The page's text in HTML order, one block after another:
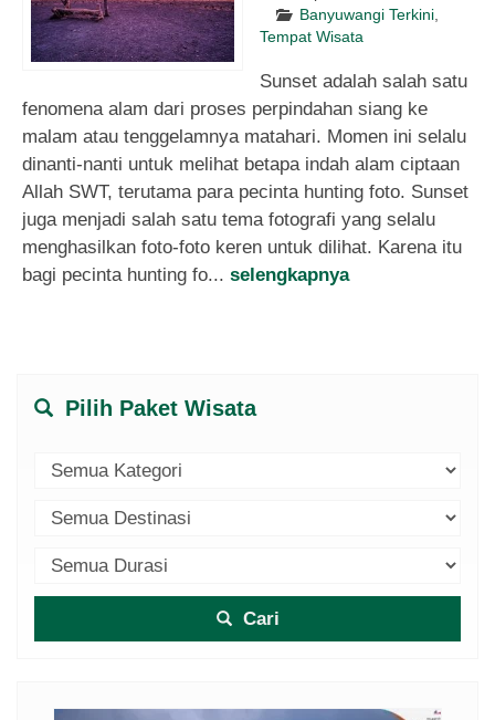
Banyuwangi Terkini,
Tempat Wisata
Sunset adalah salah satu
fenomena alam dari proses perpindahan siang ke
malam atau tenggelamnya matahari. Momen ini selalu
dinanti-nanti untuk melihat betapa indah alam ciptaan
Allah SWT, terutama para pecinta hunting foto. Sunset
juga menjadi salah satu tema fotografi yang selalu
menghasilkan foto-foto keren untuk dilihat. Karena itu
bagi pecinta hunting fo... selengkapnya
Pilih Paket Wisata
Cari